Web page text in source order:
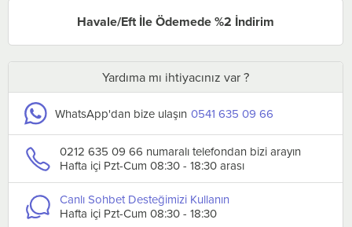
Havale/Eft İle Ödemede %2 İndirim
Yardıma mı ihtiyacınız var ?
WhatsApp'dan bize ulaşın 0541 635 09 66
0212 635 09 66 numaralı telefondan bizi arayın
Hafta içi Pzt-Cum 08:30 - 18:30 arası
Canlı Sohbet Desteğimizi Kullanın
Hafta içi Pzt-Cum 08:30 - 18:30